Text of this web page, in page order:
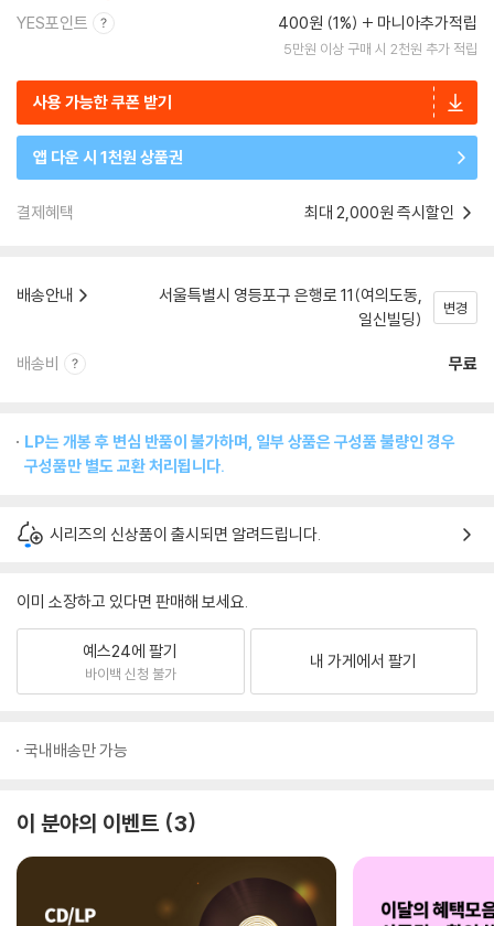
YES포인트 400원 (1%) 마니아추가적립
5만원 이상 구매 시 2천원 추가 적립
사용 가능한 쿠폰 받기
앱 다운 시 1천원 상품권
결제혜택 최대 2,000원 즉시할인
배송안내
서울특별시 영등포구 은행로 11(여의도동,
일신빌딩)
변경
배송비 무료
LP는 개봉 후 변심 반품이 불가하며, 일부 상품은 구성품 불량인 경우
구성품만 별도 교환 처리됩니다.
시리즈의 신상품이 출시되면 알려드립니다.
이미 소장하고 있다면 판매해 보세요.
예스24에 팔기
바이백 신청 불가
내 가게에서 팔기
국내배송만 가능
이 분야의 이벤트 3